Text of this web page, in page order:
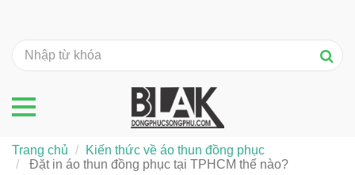
Trang chủ
Kiến thức về áo thun đồng phục
Đặt in áo thun đồng phục tại TPHCM thế nào?